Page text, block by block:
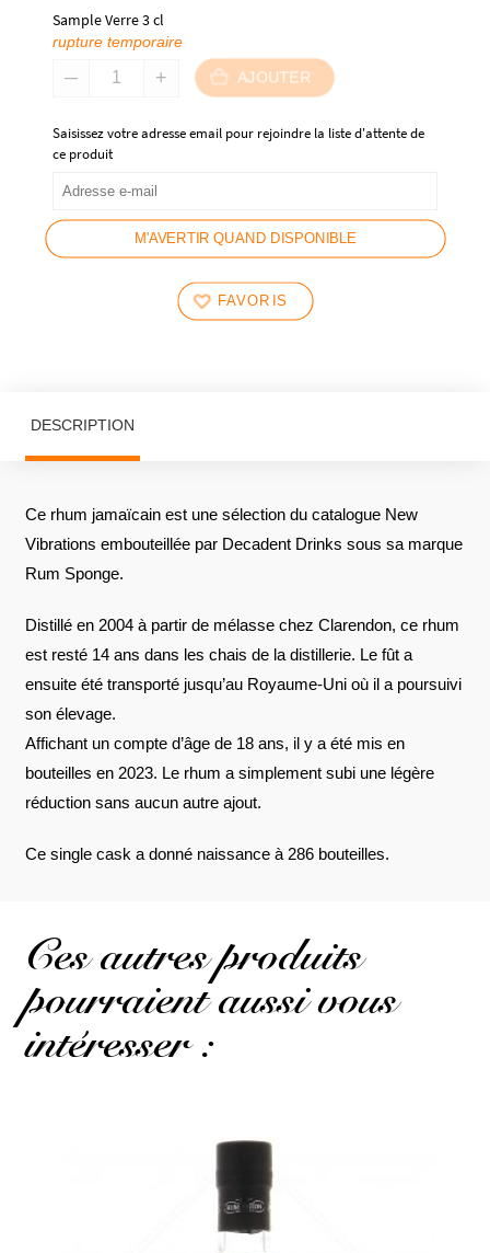
Sample Verre 3 cl
rupture temporaire
AJOUTER
Saisissez votre adresse email pour rejoindre la liste d'attente de
ce produit
M'AVERTIR QUAND DISPONIBLE
FAVORIS
DESCRIPTION
Ce rhum jamaïcain est une sélection du catalogue New
Vibrations embouteillée par Decadent Drinks sous sa marque
Rum Sponge.
Distillé en 2004 à partir de mélasse chez Clarendon, ce rhum
est resté 14 ans dans les chais de la distillerie. Le fût a
ensuite été transporté jusqu’au Royaume-Uni où il a poursuivi
son élevage.
Affichant un compte d’âge de 18 ans, il y a été mis en
bouteilles en 2023. Le rhum a simplement subi une légère
réduction sans aucun autre ajout.
Ce single cask a donné naissance à 286 bouteilles.
Ces autres produits
pourraient aussi vous
intéresser :